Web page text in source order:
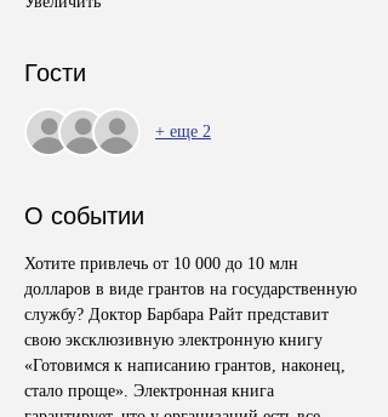
Гости
+ еще 2
О событии
Хотите привлечь от 10 000 до 10 млн
долларов в виде грантов на государственную
службу? Доктор Барбара Райт представит
свою эксклюзивную электронную книгу
«Готовимся к написанию грантов, наконец,
стало проще». Электронная книга